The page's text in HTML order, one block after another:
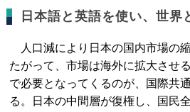
日本語と英語を使い、世界
人口減により日本の国内市場の
たがって、市場は海外に拡大させ
で必要となってくるのが、国際共
る。日本の中間層が復権し、国民